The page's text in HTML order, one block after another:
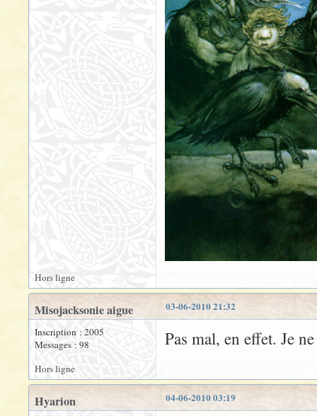
Hors ligne
03-06-2010 21:32
Misojacksonie aigue
Inscription : 2005
Messages : 98
Pas mal, en effet. Je
Hors ligne
04-06-2010 03:19
Hyarion